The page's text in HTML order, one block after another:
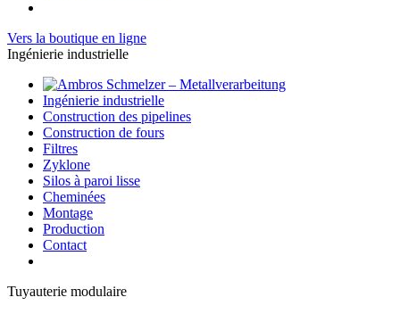
Vers la boutique en ligne
Ingénierie industrielle
Ingénierie industrielle
Construction des pipelines
Construction de fours
Filtres
Zyklone
Silos à paroi lisse
Cheminées
Montage
Production
Contact
Tuyauterie modulaire